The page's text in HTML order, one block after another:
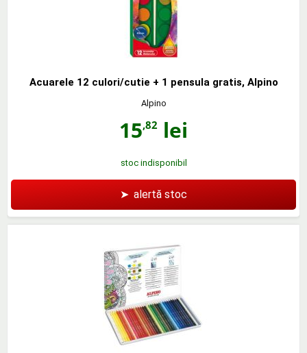
Acuarele 12 culori/cutie + 1 pensula gratis, Alpino
Alpino
15,82 lei
stoc indisponibil
➤ alertă stoc